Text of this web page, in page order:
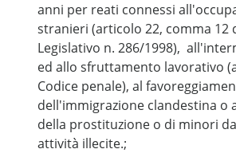
anni per reati connessi
stranieri (articolo 22, comma 12
Legislativo n. 286/1998),
ed allo sfruttamento lavorativo
Codice penale), al
dell'immigrazione clandestina o
della prostituzione o di minori
attività illecite.;